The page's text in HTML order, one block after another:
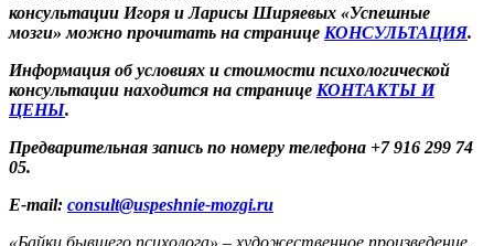
консультации Игоря и Ларисы Ширяевых «Успешные
мозги» можно прочитать на странице КОНСУЛЬТАЦИЯ.
Информация об условиях и стоимости психологической
консультации находится на странице КОНТАКТЫ И
ЦЕНЫ.
Предварительная запись по номеру телефона +7 916 299 74
05.
E-mail: consult@uspeshnie-mozgi.ru
«Байки бывшего психолога» – художественное произведение.